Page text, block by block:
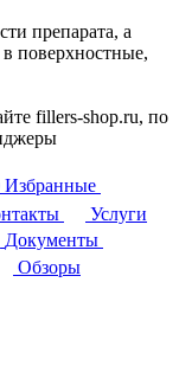
препарата, а
поверхностные,
fillers-shop.ru, по
Избранные
Услуги
Документы
Обзоры